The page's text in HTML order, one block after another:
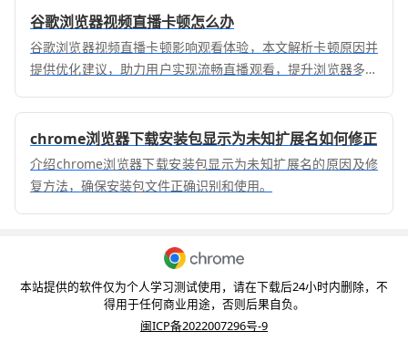
谷歌浏览器视频直播卡顿怎么办
谷歌浏览器视频直播卡顿影响观看体验，本文解析卡顿原因并
提供优化建议，助力用户实现流畅直播观看，提升浏览器多媒
chrome浏览器下载安装包显示为未知扩展名如何修正
介绍chrome浏览器下载安装包显示为未知扩展名的原因及修
复方法，确保安装包文件正确识别和使用。
本站提供的软件仅为个人学习测试使用，请在下载后24小时内删除，不
得用于任何商业用途，否则后果自负。
闽ICP备2022007296号-9